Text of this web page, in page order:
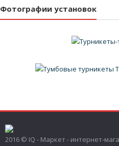
Фотографии установок
2016 © IQ - Маркет - интернет-